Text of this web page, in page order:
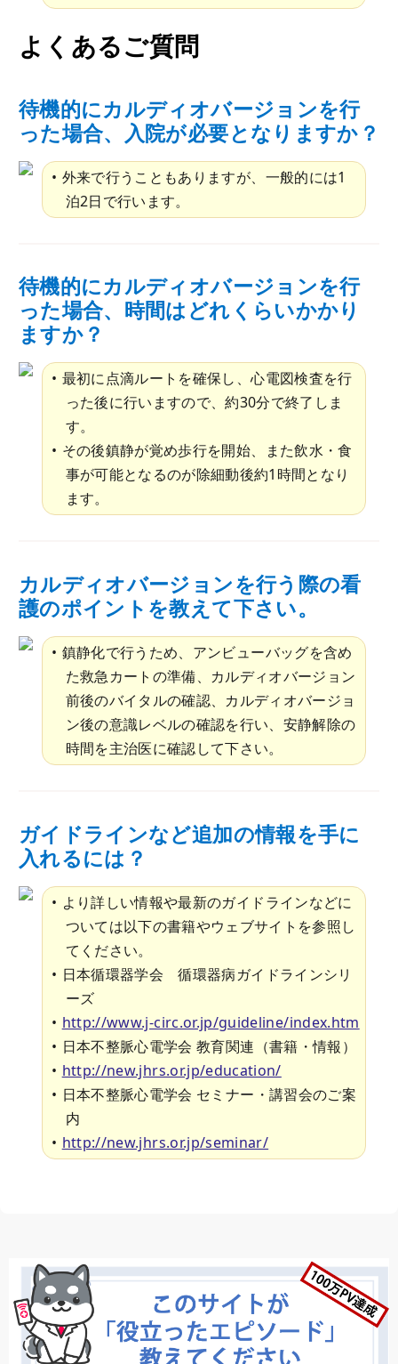
よくあるご質問
待機的にカルディオバージョンを行
った場合、入院が必要となりますか？
外来で行うこともありますが、一般的には1
泊2日で行います。
待機的にカルディオバージョンを行
った場合、時間はどれくらいかかり
ますか？
最初に点滴ルートを確保し、心電図検査を行
った後に行いますので、約30分で終了しま
す。
その後鎮静が覚め歩行を開始、また飲水・食
事が可能となるのが除細動後約1時間となり
ます。
カルディオバージョンを行う際の看
護のポイントを教えて下さい。
鎮静化で行うため、アンビューバッグを含め
た救急カートの準備、カルディオバージョン
前後のバイタルの確認、カルディオバージョ
ン後の意識レベルの確認を行い、安静解除の
時間を主治医に確認して下さい。
ガイドラインなど追加の情報を手に
入れるには？
より詳しい情報や最新のガイドラインなどに
ついては以下の書籍やウェブサイトを参照し
てください。
日本循環器学会 循環器病ガイドラインシリ
ーズ
http://www.j-circ.or.jp/guideline/index.htm
日本不整脈心電学会 教育関連（書籍・情報）
http://new.jhrs.or.jp/education/
日本不整脈心電学会 セミナー・講習会のご案
内
http://new.jhrs.or.jp/seminar/